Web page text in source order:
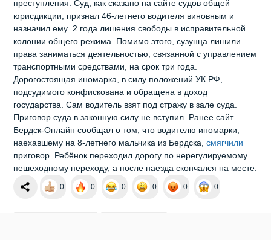
преступления. Суд, как сказано на сайте судов общей
юрисдикции, признал 46-летнего водителя виновным и
назначил ему 2 года лишения свободы в исправительной
колонии общего режима. Помимо этого, сузунца лишили
права заниматься деятельностью, связанной с управлением
транспортными средствами, на срок три года.
Дорогостоящая иномарка, в силу положений УК РФ,
подсудимого конфискована и обращена в доход
государства. Сам водитель взят под стражу в зале суда.
Приговор суда в законную силу не вступил. Ранее сайт
Бердск-Онлайн сообщал о том, что водителю иномарки,
наехавшему на 8-летнего мальчика из Бердска,смягчили
приговор. Ребёнок переходил дорогу по нерегулируемому
пешеходному переходу, а после наезда скончался на месте.
0 0 0 0 0 0